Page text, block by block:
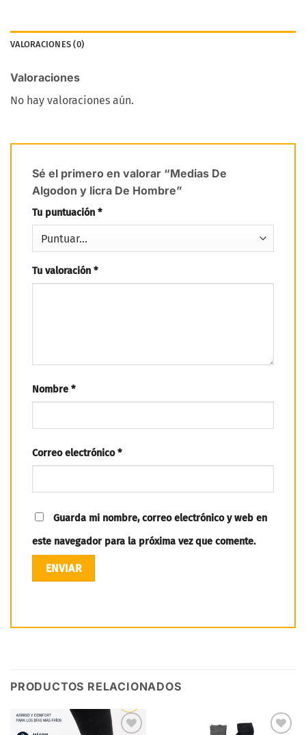
VALORACIONES (0)
Valoraciones
No hay valoraciones aún.
Sé el primero en valorar “Medias De
Algodon y licra De Hombre”
Tu puntuación *
Tu valoración *
Nombre *
Correo electrónico*
Guarda mi nombre, correo electrónico y web en
este navegador para la próxima vez que comente.
PRODUCTOS RELACIONADOS